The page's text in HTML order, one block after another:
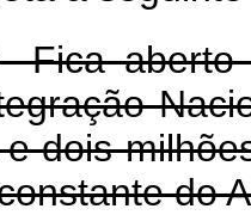
aberto
dois
do